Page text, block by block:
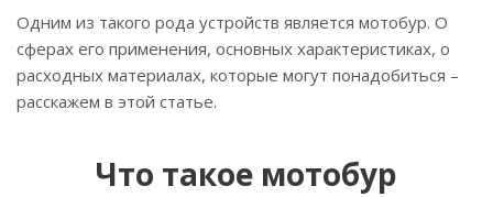
Одним из такого рода устройств является мотобур. О
сферах его применения, основных характеристиках, о
расходных материалах, которые могут понадобиться –
расскажем в этой статье.
Что такое мотобур